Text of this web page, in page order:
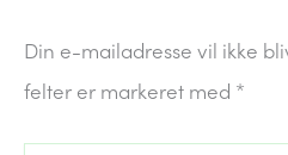
Din e-mailadresse vil ikke
felter er markeret med *